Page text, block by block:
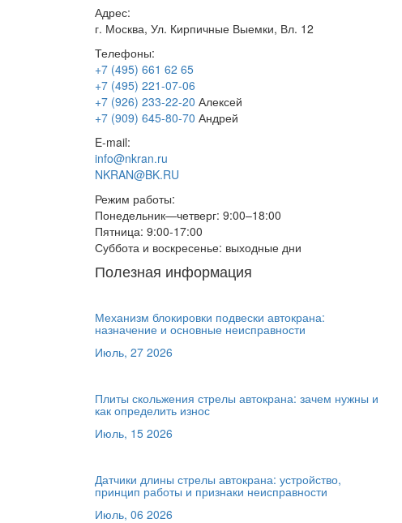
Адрес:
г. Москва, Ул. Кирпичные Выемки, Вл. 12
Телефоны:
+7 (495) 661 62 65
+7 (495) 221-07-06
+7 (926) 233-22-20 Алексей
+7 (909) 645-80-70 Андрей
E-mail:
info@nkran.ru
NKRAN@BK.RU
Режим работы:
Понедельник—четверг: 9:00–18:00
Пятница: 9:00-17:00
Суббота и воскресенье: выходные дни
Полезная информация
Механизм блокировки подвески автокрана:
назначение и основные неисправности
Июль, 27 2026
Плиты скольжения стрелы автокрана: зачем нужны и
как определить износ
Июль, 15 2026
Датчики длины стрелы автокрана: устройство,
принцип работы и признаки неисправности
Июль, 06 2026